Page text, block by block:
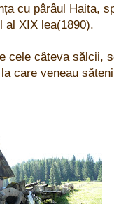
cu pârâul Haita,
al XIX lea(1890).
cele câteva sălcii,
care veneau